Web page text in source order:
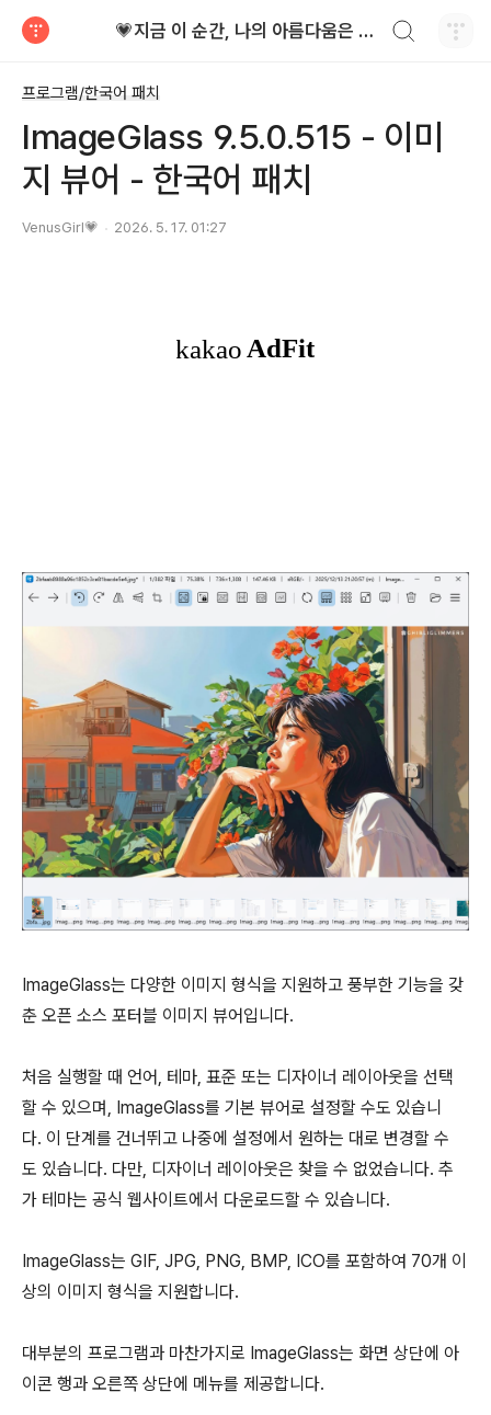
💗지금 이 순간, 나의 아름다움은 가장 빛난다!
프로그램/한국어 패치
ImageGlass 9.5.0.515 - 이미
지 뷰어 - 한국어 패치
VenusGirl💗 2026. 5. 17. 01:27
ImageGlass는 다양한 이미지 형식을 지원하고 풍부한 기능을 갖
춘 오픈 소스 포터블 이미지 뷰어입니다.
처음 실행할 때 언어, 테마, 표준 또는 디자이너 레이아웃을 선택
할 수 있으며, ImageGlass를 기본 뷰어로 설정할 수도 있습니
다. 이 단계를 건너뛰고 나중에 설정에서 원하는 대로 변경할 수
도 있습니다. 다만, 디자이너 레이아웃은 찾을 수 없었습니다. 추
가 테마는 공식 웹사이트에서 다운로드할 수 있습니다.
ImageGlass는 GIF, JPG, PNG, BMP, ICO를 포함하여 70개 이
상의 이미지 형식을 지원합니다.
대부분의 프로그램과 마찬가지로 ImageGlass는 화면 상단에 아
이콘 행과 오른쪽 상단에 메뉴를 제공합니다.